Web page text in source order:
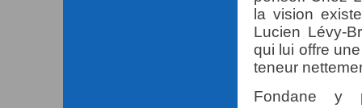
la vision
Lucien Lévy-
qui lui offre
teneur
Fondane y